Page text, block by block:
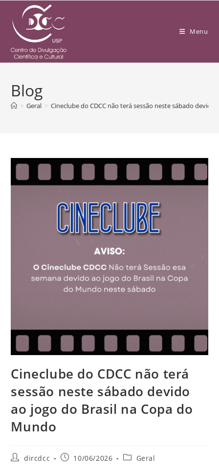
Menu
Blog
> Geral > Cineclube do CDCC não terá sessão neste sábado
Cineclube do CDCC não terá
sessão neste sábado devido
ao jogo do Brasil na Copa do
Mundo
dircdcc 10/06/2026 Geral